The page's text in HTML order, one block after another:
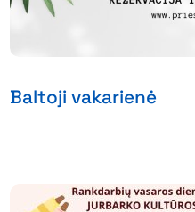
Baltoji vakarienė